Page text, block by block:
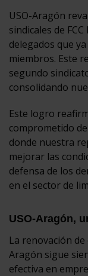
USO-Aragón
sindicales de
delegados que
miembros. Este
segundo
consolidando
Este logro
comprometido de
donde nuestra
mejorar las
defensa de los
en el sector de
USO-Aragón,
La renovación
Aragón sigue
efectiva en